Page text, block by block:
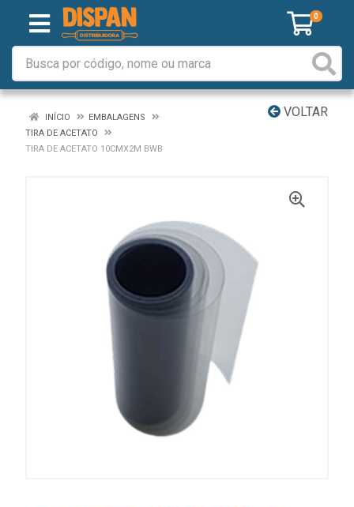
0
VOLTAR
INÍCIO
EMBALAGENS
TIRA DE ACETATO
TIRA DE ACETATO 10CMX2M BWB